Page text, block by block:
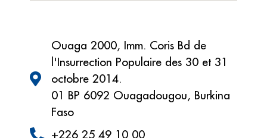
Ouaga 2000, Imm. Coris Bd de
l'Insurrection Populaire des 30 et 31
octobre 2014.
01 BP 6092 Ouagadougou, Burkina
Faso
+226 25 49 10 00